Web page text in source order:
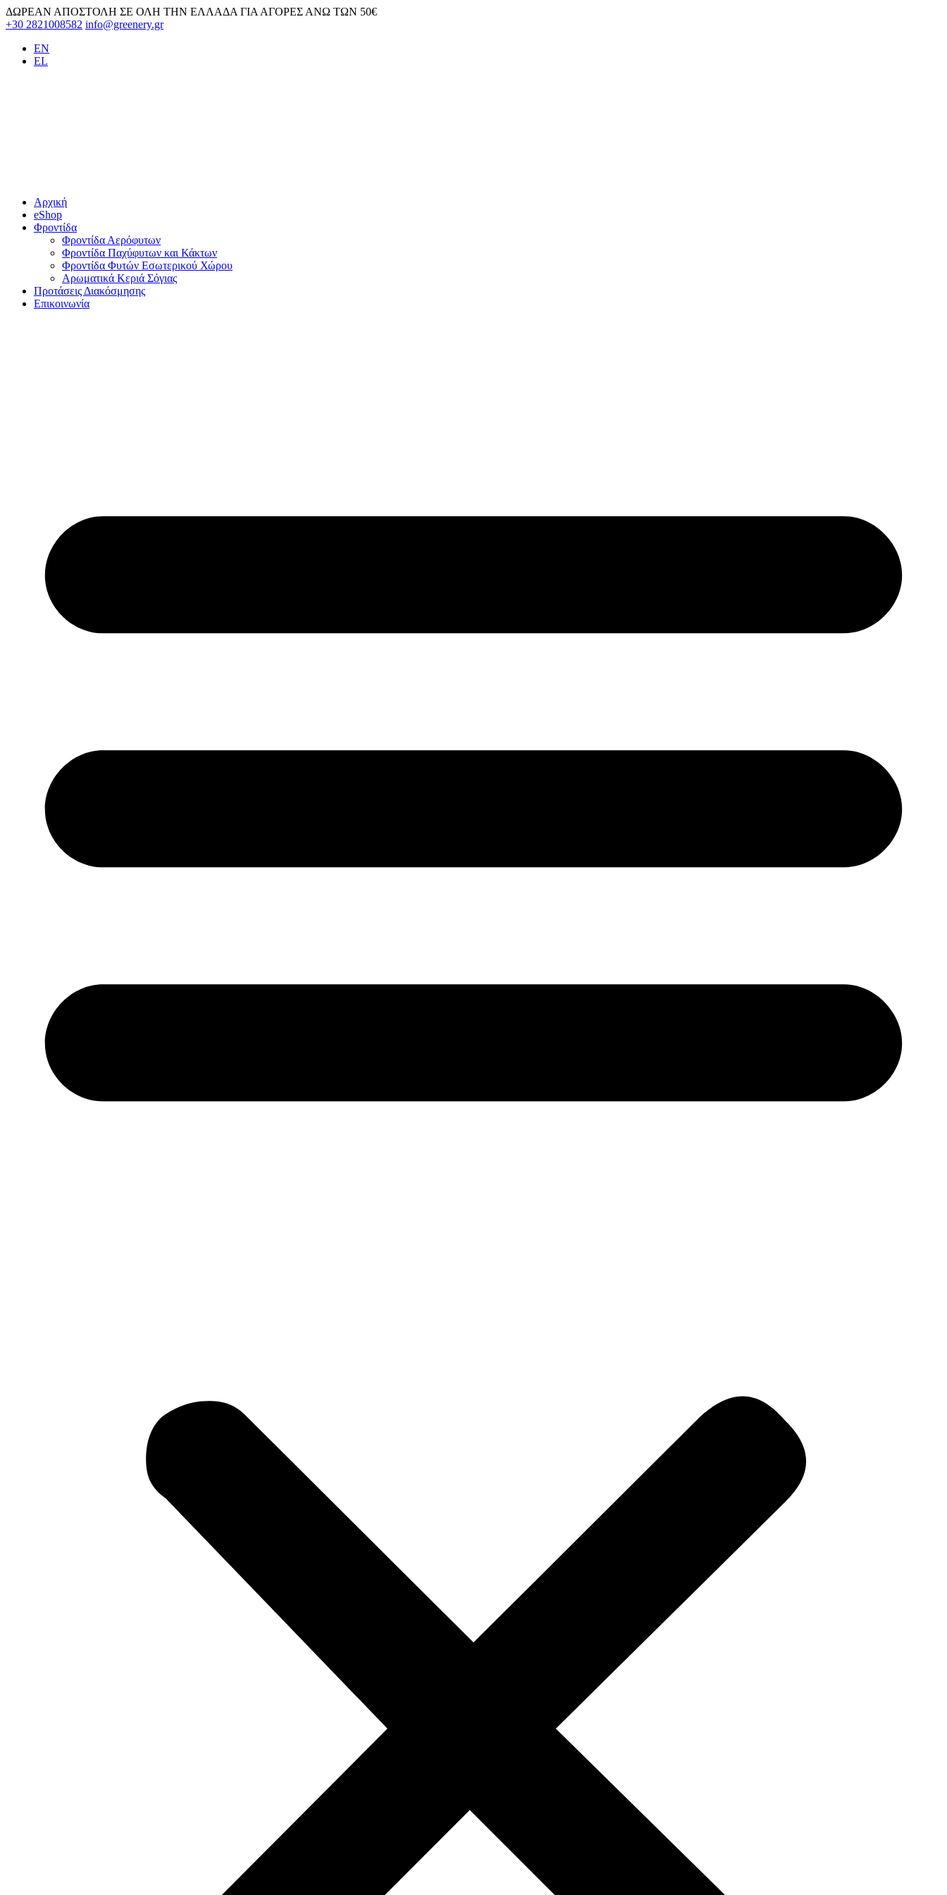
Skip
to
ΔΩΡΕΑΝ ΑΠΟΣΤΟΛΗ ΣΕ ΟΛΗ ΤΗΝ ΕΛΛΑΔΑ ΓΙΑ ΑΓΟΡΕΣ ΑΝΩ ΤΩΝ 50€
+30 2821008582 info@greenery.gr
EN
EL
Αρχική
eShop
Φροντίδα
Φροντίδα Αερόφυτων
Φροντίδα Παχύφυτων και Κάκτων
Φροντίδα Φυτών Εσωτερικού Χώρου
Αρωματικά Κεριά Σόγιας
Προτάσεις Διακόσμησης
Επικοινωνία